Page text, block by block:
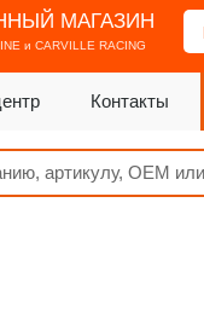
МАГАЗИН
и CARVILLE RACING
Контакты